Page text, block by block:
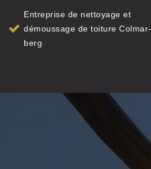
Entreprise de nettoyage et
démoussage de toiture Colmar-
berg